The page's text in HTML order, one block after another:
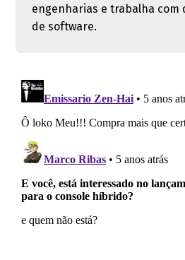
engenharias e trabalha com
de software.